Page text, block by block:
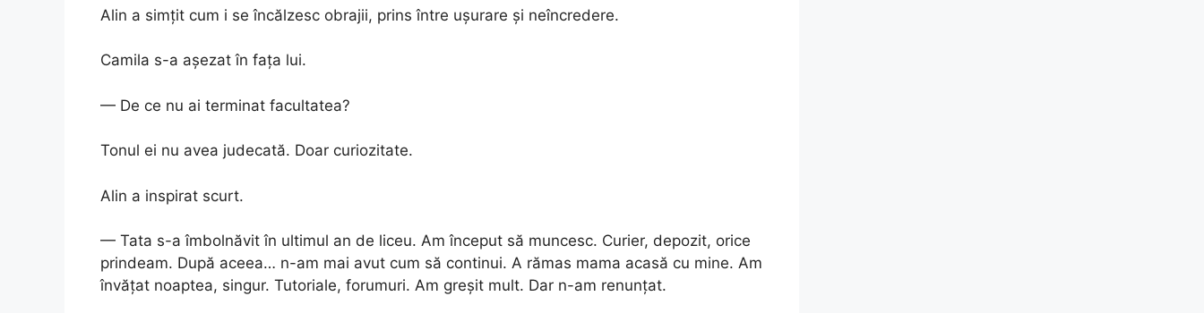
Alin a simțit cum i se încălzesc obrajii, prins între ușurare și neîncredere.
Camila s-a așezat în fața lui.
— De ce nu ai terminat facultatea?
Tonul ei nu avea judecată. Doar curiozitate.
Alin a inspirat scurt.
— Tata s-a îmbolnăvit în ultimul an de liceu. Am început să muncesc. Curier, depozit, orice
prindeam. După aceea… n-am mai avut cum să continui. A rămas mama acasă cu mine. Am
învățat noaptea, singur. Tutoriale, forumuri. Am greșit mult. Dar n-am renunțat.